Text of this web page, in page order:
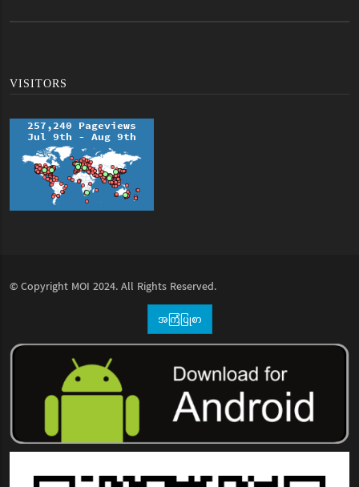
VISITORS
© Copyright MOI 2024. All Rights Reserved.
အကြံပြုစာ